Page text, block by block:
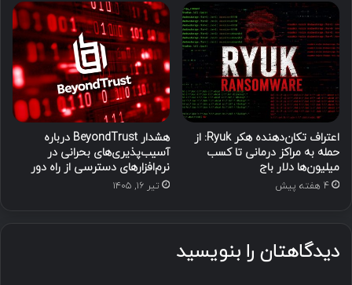
اعتراف تکان‌دهنده هکر Ryuk: از
حمله به مراکز درمانی تا کسب
میلیون‌ها دلار باج
4 هفته پیش
هشدار BeyondTrust درباره
آسیب‌پذیری‌های بحرانی در
نرم‌افزارهای دسترسی از راه دور
تیر ۱۶, ۱۴۰۵
دیدگاهتان را بنویسید